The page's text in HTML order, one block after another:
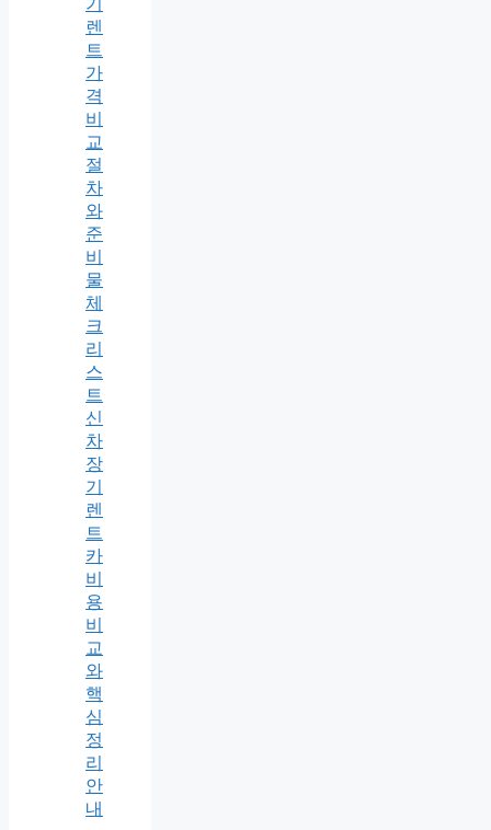
기
렌
트
가
격
비
교
절
차
와
준
비
물
체
크
리
스
트
신
차
장
기
렌
트
카
비
용
비
교
와
핵
심
정
리
안
내